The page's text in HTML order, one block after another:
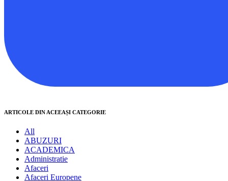
ARTICOLE DIN ACEEAȘI CATEGORIE
All
ABUZURI
ACADEMICA
Administratie
Afaceri
Afaceri Europene